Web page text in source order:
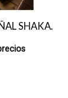
SHAKA.